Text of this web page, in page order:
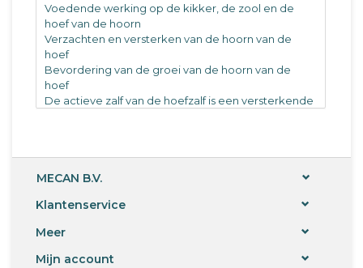
Voedende werking op de kikker, de zool en de
hoef van de hoorn
Verzachten en versterken van de hoorn van de
hoef
Bevordering van de groei van de hoorn van de
hoef
De actieve zalf van de hoefzalf is een versterkende
uitgebreide resulterende slijtage van de hoef van
hoefhoorns.
Dit natuurlijke product voor de hoeven van het
waardoor een gezonde groei van de aminozuren,
eiwitten en sporenelementen nodig is voor de
MECAN B.V.
Klantenservice
Meer
Mijn account